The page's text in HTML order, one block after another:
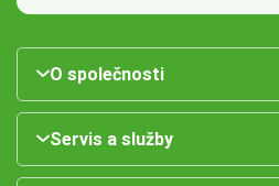
O společnosti
Servis a služby